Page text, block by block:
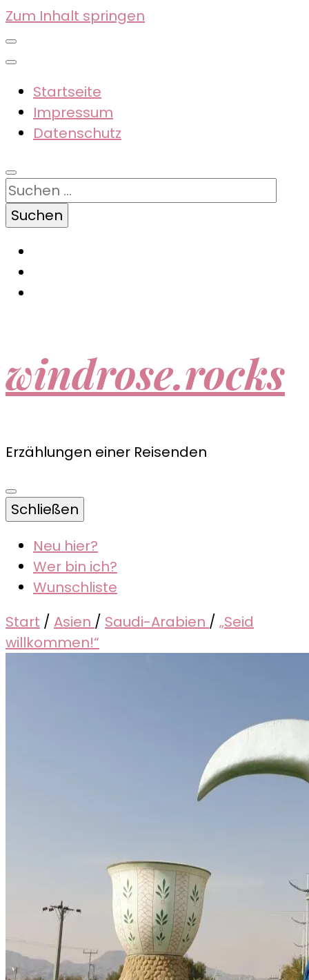
Zum Inhalt springen
Startseite
Impressum
Datenschutz
Suchen
nach:
windrose.rocks
Erzählungen einer Reisenden
Schließen
Neu hier?
Wer bin ich?
Wunschliste
Start / Asien / Saudi-Arabien / „Seid
willkommen!“